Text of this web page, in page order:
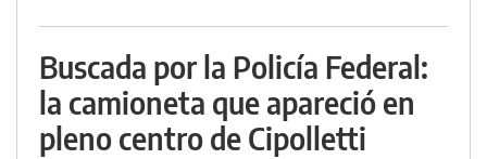
Buscada por la Policía Federal:
la camioneta que apareció en
pleno centro de Cipolletti